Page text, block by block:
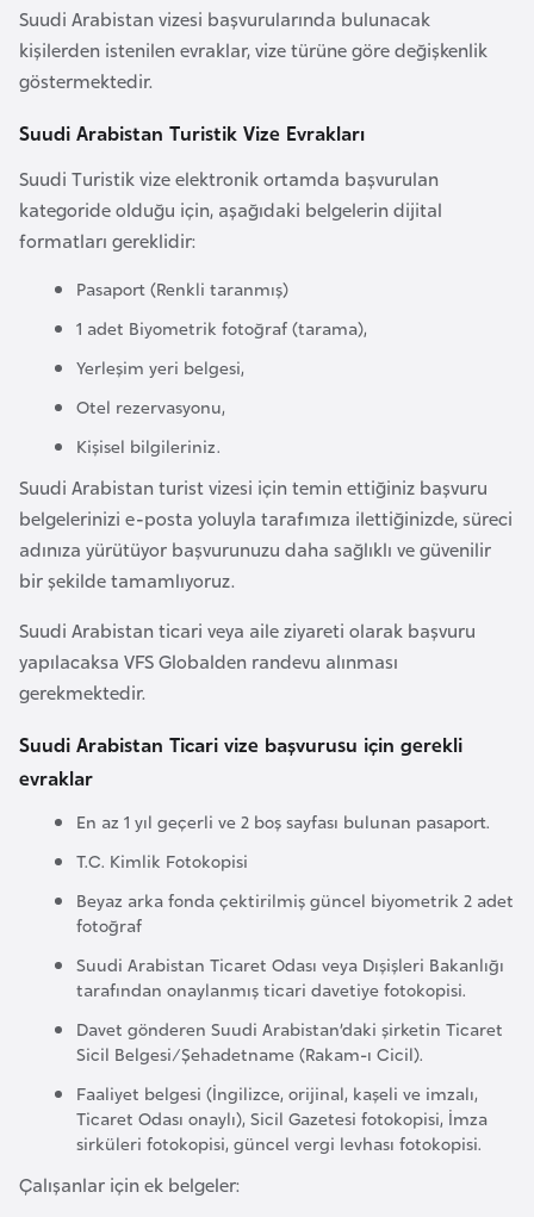
Suudi Arabistan vizesi başvurularında bulunacak
kişilerden istenilen evraklar, vize türüne göre değişkenlik
göstermektedir.
Suudi Arabistan Turistik Vize Evrakları
Suudi Turistik vize elektronik ortamda başvurulan
kategoride olduğu için, aşağıdaki belgelerin dijital
formatları gereklidir:
Pasaport (Renkli taranmış)
1 adet Biyometrik fotoğraf (tarama),
Yerleşim yeri belgesi,
Otel rezervasyonu,
Kişisel bilgileriniz.
Suudi Arabistan turist vizesi için temin ettiğiniz başvuru
belgelerinizi e-posta yoluyla tarafımıza ilettiğinizde, süreci
adınıza yürütüyor başvurunuzu daha sağlıklı ve güvenilir
bir şekilde tamamlıyoruz.
Suudi Arabistan ticari veya aile ziyareti olarak başvuru
yapılacaksa VFS Globalden randevu alınması
gerekmektedir.
Suudi Arabistan Ticari vize başvurusu için gerekli
evraklar
En az 1 yıl geçerli ve 2 boş sayfası bulunan pasaport.
T.C. Kimlik Fotokopisi
Beyaz arka fonda çektirilmiş güncel biyometrik 2 adet
fotoğraf
Suudi Arabistan Ticaret Odası veya Dışişleri Bakanlığı
tarafından onaylanmış ticari davetiye fotokopisi.
Davet gönderen Suudi Arabistan’daki şirketin Ticaret
Sicil Belgesi/Şehadetname (Rakam-ı Cicil).
Faaliyet belgesi (İngilizce, orijinal, kaşeli ve imzalı,
Ticaret Odası onaylı), Sicil Gazetesi fotokopisi, İmza
sirküleri fotokopisi, güncel vergi levhası fotokopisi.
Çalışanlar için ek belgeler:
n
a
g
l
a
r
u
B
l
ç
s